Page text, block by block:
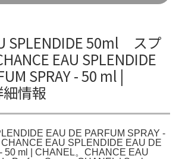
SPLENDIDE 50ml スプ
EAU SPLENDIDE
SPRAY - 50 ml |
細情報
EAU DE PARFUM SPRAY -
EAU SPLENDIDE EAU DE
50 ml | CHANEL。CHANCE EAU